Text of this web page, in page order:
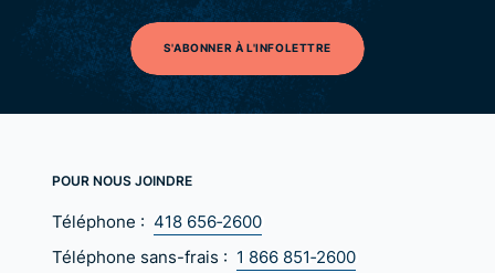
S'ABONNER À L'INFOLETTRE
POUR NOUS JOINDRE
Téléphone : 418 656‑2600
Téléphone sans-frais : 1 866 851‑2600